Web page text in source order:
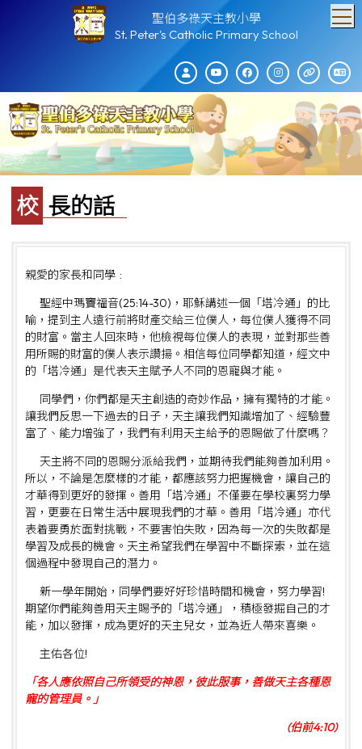
聖伯多祿天主教小學
St. Peter's Catholic Primary School
校長的話
親愛的家長和同學﹕
聖經中瑪竇福音(25:14-30)，耶穌講述一個「塔冷通」的比
喻，提到主人遠行前將財產交給三位僕人，每位僕人獲得不同
的財富。當主人回來時，他檢視每位僕人的表現，並對那些善
用所賜的財富的僕人表示讚揚。相信每位同學都知道，經文中
的「塔冷通」是代表天主賦予人不同的恩寵與才能。
同學們，你們都是天主創造的奇妙作品，擁有獨特的才能。
讓我們反思一下過去的日子，天主讓我們知識增加了、經驗豐
富了、能力增強了，我們有利用天主給予的恩賜做了什麼嗎？
天主將不同的恩賜分派給我們，並期待我們能夠善加利用。
所以，不論是怎麼樣的才能，都應該努力把握機會，讓自己的
才華得到更好的發揮。善用「塔冷通」不僅要在學校裏努力學
習，更要在日常生活中展現我們的才華。善用「塔冷通」亦代
表着要勇於面對挑戰，不要害怕失敗，因為每一次的失敗都是
學習及成長的機會。天主希望我們在學習中不斷探索，並在這
個過程中發現自己的潛力。
新一學年開始，同學們要好好珍惜時間和機會，努力學習!
期望你們能夠善用天主賜予的「塔冷通」，積極發掘自己的才
能，加以發揮，成為更好的天主兒女，並為近人帶來喜樂。
主佑各位!
「各人應依照自己所領受的神恩，彼此服事，善做天主各種恩
寵的管理員。」
(伯前4:10)